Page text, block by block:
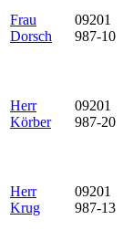
Frau
Dorsch
09201
987-10
Herr
Körber
09201
987-20
Herr
Krug
09201
987-13